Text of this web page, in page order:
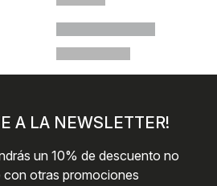
A LA NEWSLETTER!
un 10% de descuento no
con otras promociones